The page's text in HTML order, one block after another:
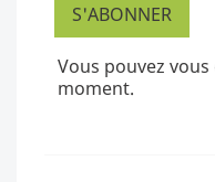
Vous pouvez
moment.